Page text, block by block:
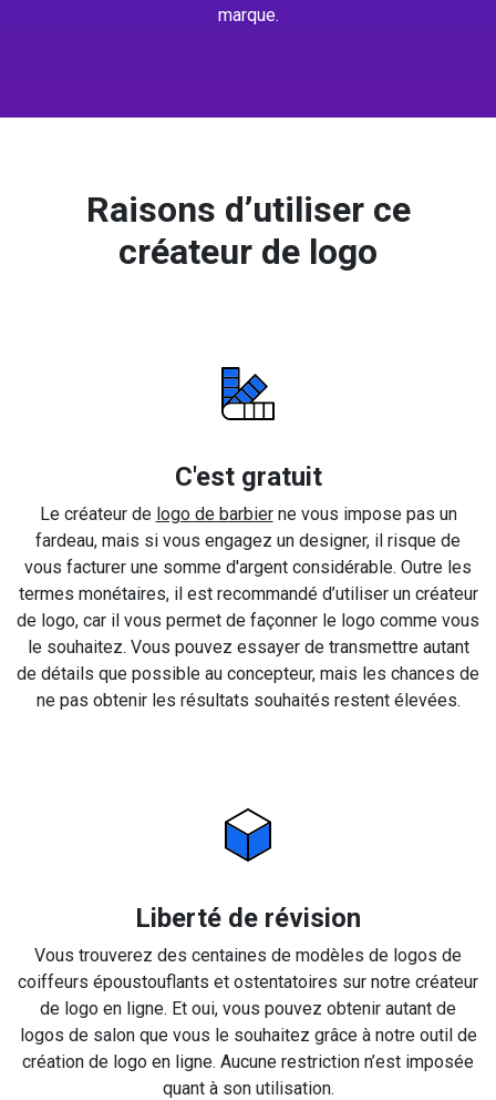
marque.
Raisons d’utiliser ce
créateur de logo
C'est gratuit
Le créateur de logo de barbierne vous impose pas un
fardeau, mais si vous engagez un designer, il risque de
vous facturer une somme d'argent considérable. Outre les
termes monétaires, il est recommandé d’utiliser un créateur
de logo, car il vous permet de façonner le logo comme vous
le souhaitez. Vous pouvez essayer de transmettre autant
de détails que possible au concepteur, mais les chances de
ne pas obtenir les résultats souhaités restent élevées.
Liberté de révision
Vous trouverez des centaines de modèles de logos de
coiffeurs époustouflants et ostentatoires sur notre créateur
de logo en ligne. Et oui, vous pouvez obtenir autant de
logos de salon que vous le souhaitez grâce à notre outil de
création de logo en ligne. Aucune restriction n’est imposée
quant à son utilisation.